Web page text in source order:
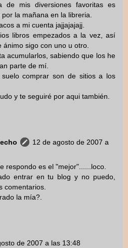
de mis diversiones favoritas es
la mañana en la libreria.
a mi cuenta jajjajajajj.
libros empezados a la vez, así
ánimo sigo con uno u otro.
acumularlos, sabiendo que los he
parte de mí.
comprar son de sitios a los
y te seguiré por aqui también.
12 de agosto de 2007 a
respondo es el "mejor"......loco.
entrar en tu blog y no puedo,
comentarios.
la mía?.
de 2007 a las 13:48